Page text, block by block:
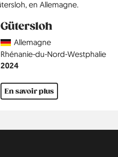
Gütersloh
CountryAllemagne
Région
Rhénanie-du-Nord-Westphalie
Année
2024
En savoir plus